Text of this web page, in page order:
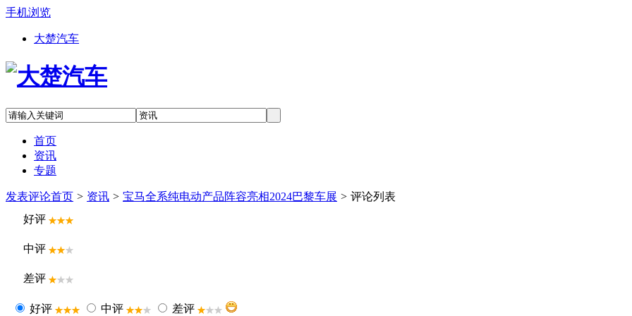
手机浏览
大楚汽车
首页
资讯
专题
发表评论首页 > 资讯 > 宝马全系纯电动产品阵容亮相2024巴黎车展 > 评论列表
好评
中评
差评
好评 中评 差评